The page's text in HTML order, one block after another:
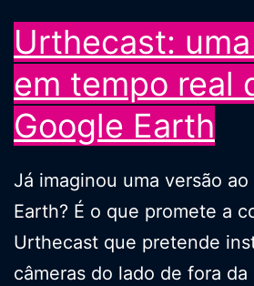
Urthecast:
em tempo real
Google Earth
Já imaginou uma versão
Earth? É o que promete a
Urthecast que pretende
câmeras do lado de fora da